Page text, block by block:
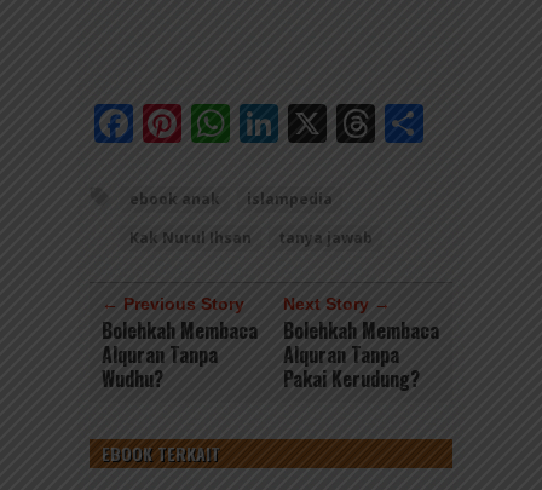
Facebook
Pinterest
WhatsApp
LinkedIn
X Threads
ebook anak
islampedia
Kak Nurul Ihsan
tanya jawab
← Previous Story
Bolehkah Membaca
Alquran Tanpa
Wudhu?
Next Story →
Bolehkah Membaca
Alquran Tanpa
Pakai Kerudung?
EBOOK TERKAIT